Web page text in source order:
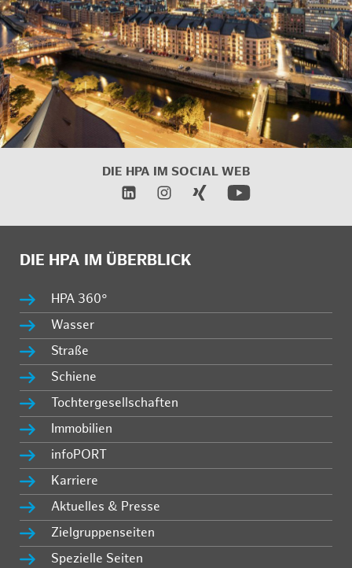
DIE HPA IM SOCIAL WEB
DIE HPA IM ÜBERBLICK
HPA 360°
Wasser
Straße
Schiene
Tochtergesellschaften
Immobilien
infoPORT
Karriere
Aktuelles & Presse
Zielgruppenseiten
Spezielle Seiten